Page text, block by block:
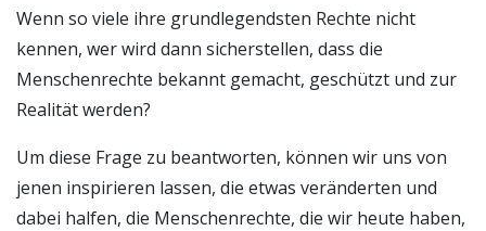
Wenn so viele ihre grundlegendsten Rechte nicht
kennen, wer wird dann sicherstellen, dass die
Menschenrechte bekannt gemacht, geschützt und zur
Realität werden?
Um diese Frage zu beantworten, können wir uns von
jenen inspirieren lassen, die etwas veränderten und
dabei halfen, die Menschenrechte, die wir heute haben,